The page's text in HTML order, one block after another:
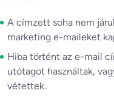
A címzett soha nem
marketing e-maileket
Hiba történt az e-mail
utótagot használtak,
vétettek.